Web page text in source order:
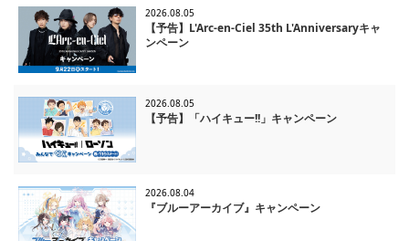
2026.08.05
【予告】L'Arc-en-Ciel 35th L'Anniversaryキャ
ンペーン
2026.08.05
【予告】「ハイキュー!!」キャンペーン
2026.08.04
『ブルーアーカイブ』キャンペーン